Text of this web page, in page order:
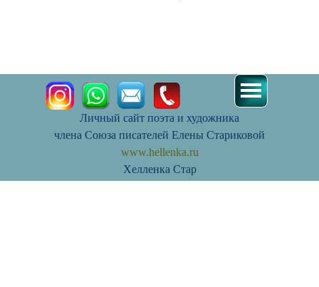
Личный сайт поэта и художника
члена Союза писателей Елены Стариковой
www.hellenka.ru
Хелленка Стар